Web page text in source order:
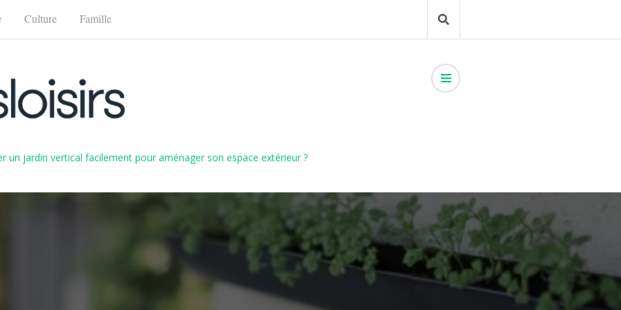
Culture Famille
un jardin vertical facilement pour aménager son espace extérieur ?